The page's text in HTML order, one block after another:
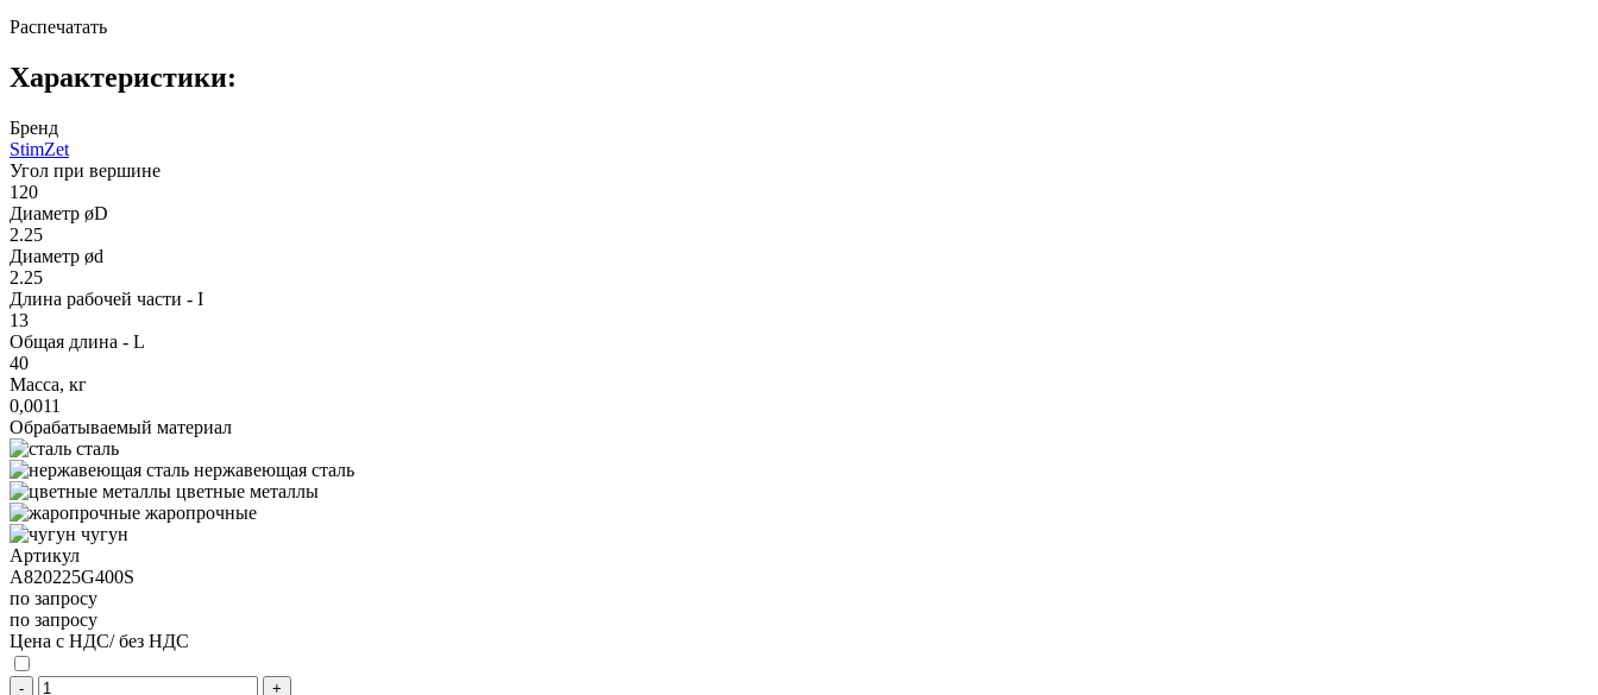
Распечатать
Характеристики:
Бренд
StimZet
Угол при вершине
120
Диаметр øD
2.25
Диаметр ød
2.25
Длина рабочей части - I
13
Общая длина - L
40
Масса, кг
0,0011
Обрабатываемый материал
сталь
нержавеющая сталь
цветные металлы
жаропрочные
чугун
Артикул
A820225G400S
по запросу
по запросу
Цена с НДС/ без НДС
- +